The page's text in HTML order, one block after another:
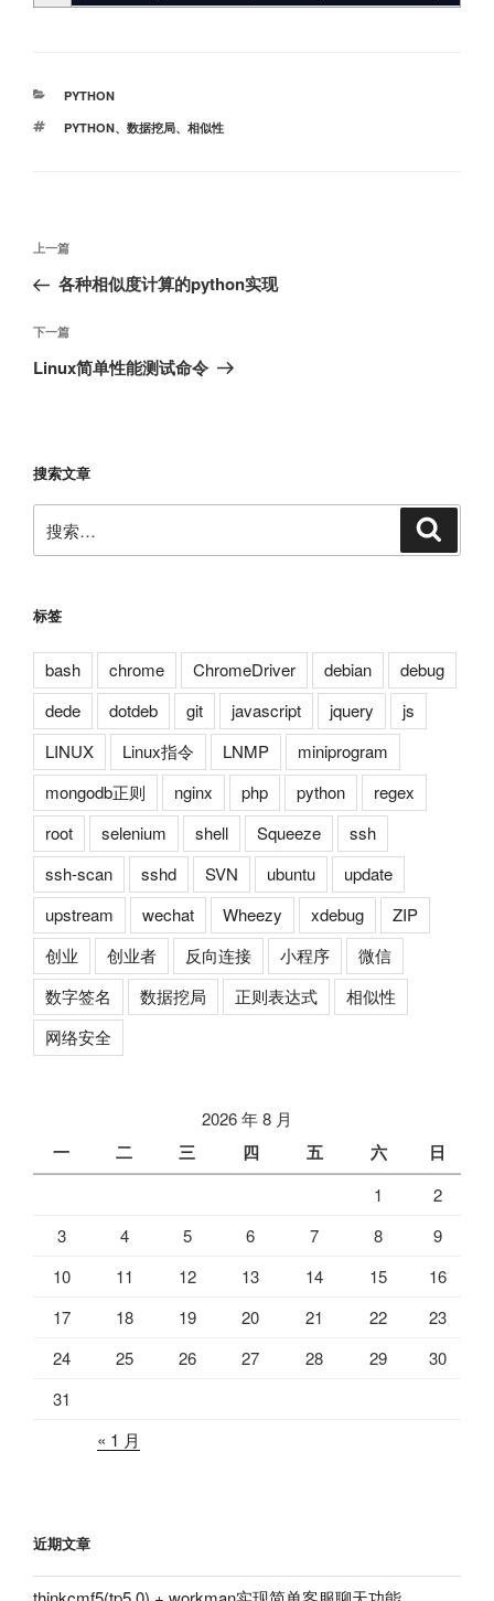
分
PYTHON
标
PYTHON、 数据挖局、 相似性
文
导
航
上
一
文
章
上一篇
各种相似度计算的python实现
下
一
下一篇
Linux简单性能测试命令
搜索文章
索：
标签
bash chrome ChromeDriver debian
debug
dede
dotdeb git javascript jquery
js
LINUX
Linux指令 LNMP
miniprogram
mongodb正则
nginx php python
regex
root
selenium shell Squeeze
ssh
ssh-scan
sshd SVN ubuntu
update
upstream
wechat Wheezy xdebug
ZIP
创业
创业者 反向连接 小程序
微信
数字签名
数据挖局 正则表达式
相似性
网络安全
2026 年 8 月
一 二 三 四 五 六 日
1
2
3
4 5 6 7 8
9
10
11 12 13 14 15
16
17
18 19 20 21 22
23
24
25 26 27 28 29
30
31
« 1 月
近期文章